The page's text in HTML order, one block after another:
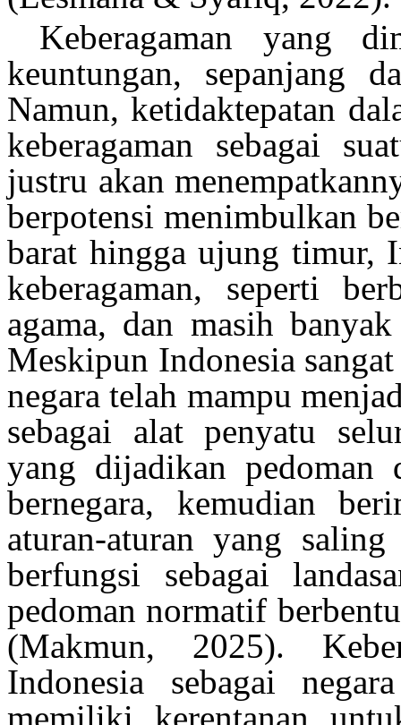
Keberagaman yang
keuntungan, sepanjang
Namun,ketidaktepatan
keberagaman
sebagai
justru akan
berpotensi menimbulkan
barat hingga ujung timur,
keberagaman, seperti
agama, dan masih banyak
Meskipun Indonesia
negaratelah mampu
sebagai
alat penyatu
yang dijadikan pedoman
bernegara, kemudian
aturan-aturan yang saling
berfungsi
sebagai
pedoman normatif
(Makmun, 2025).
Indonesia sebagai
memiliki
kerentanan